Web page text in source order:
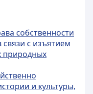
собственности
с изъятием
природных
и культуры,